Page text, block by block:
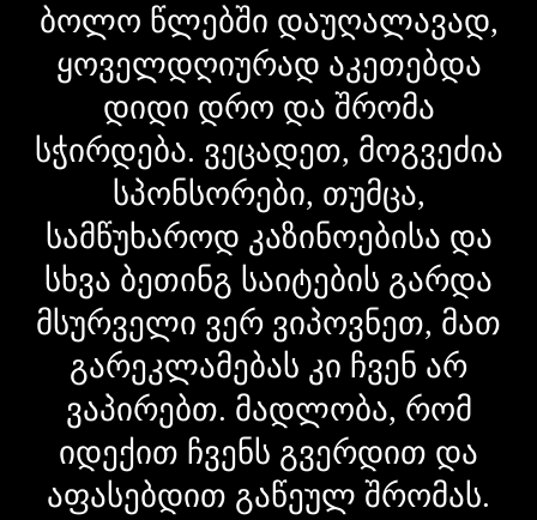
ბოლო წლებში დაუღალავად,
ყოველდღიურად აკეთებდა
დიდი დრო და შრომა
სჭირდება. ვეცადეთ, მოგვეძია
სპონსორები, თუმცა,
სამწუხაროდ კაზინოებისა და
სხვა ბეთინგ საიტების გარდა
მსურველი ვერ ვიპოვნეთ, მათ
გარეკლამებას კი ჩვენ არ
ვაპირებთ. მადლობა, რომ
იდექით ჩვენს გვერდით და
აფასებდით გაწეულ შრომას.